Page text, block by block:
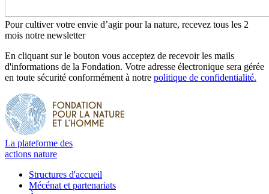
Pour cultiver votre envie d’agir pour la nature, recevez tous les 2
mois notre newsletter
En cliquant sur le bouton vous acceptez de recevoir les mails
d'informations de la Fondation. Votre adresse électronique sera gérée
en toute sécurité conformément à notre politique de confidentialité.
La plateforme des
actions nature
Structures d'accueil
Mécénat et partenariats